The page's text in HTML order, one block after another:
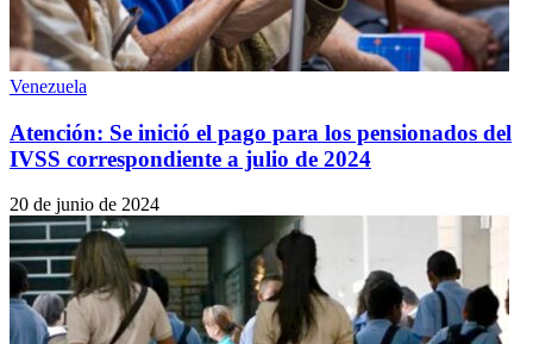
Venezuela
Atención: Se inició el pago para los pensionados del
IVSS correspondiente a julio de 2024
20 de junio de 2024